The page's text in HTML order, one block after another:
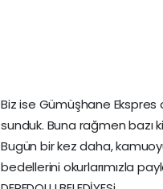
Biz ise Gümüşhane Ekspres
sunduk. Buna rağmen bazı
Bugün bir kez daha,
bedellerini okurlarımızla